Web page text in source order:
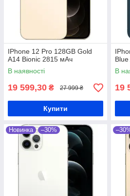
IPhone 12 Pro 128GB Gold
A14 Bionic 2815 мАч
В наявності
19 599,30 ₴ 27 999 ₴
Купити
В
19
Новинка –30%